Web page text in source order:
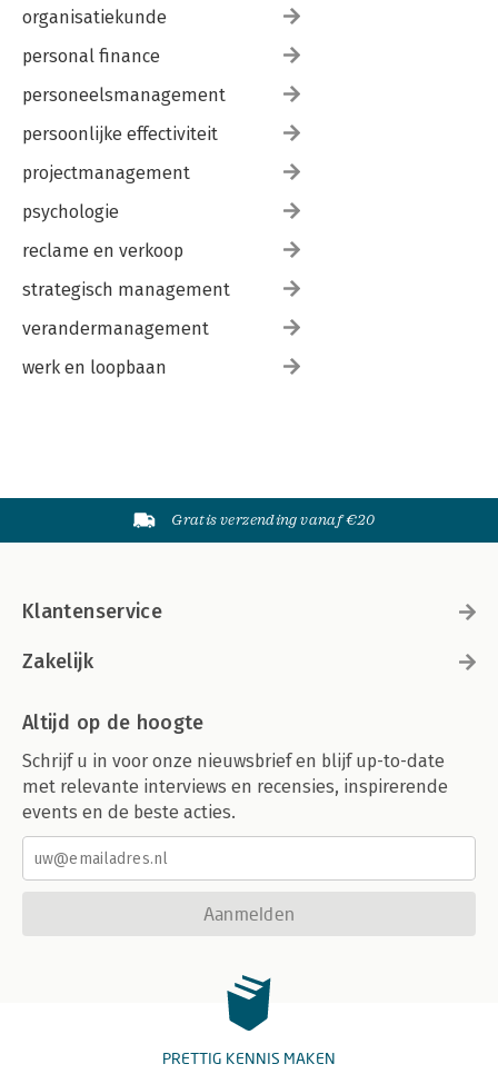
organisatiekunde
personal finance
personeelsmanagement
persoonlijke effectiviteit
projectmanagement
psychologie
reclame en verkoop
strategisch management
verandermanagement
werk en loopbaan
Gratis verzending vanaf €20
Klantenservice
Zakelijk
Altijd op de hoogte
Schrijf u in voor onze nieuwsbrief en blijf up-to-date
met relevante interviews en recensies, inspirerende
events en de beste acties.
Aanmelden
PRETTIG KENNIS MAKEN